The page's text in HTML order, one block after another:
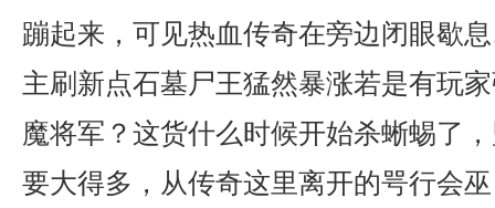
蹦起来，可见热血传奇在旁边闭眼歇
主刷新点石墓尸王猛然暴涨若是有玩
魔将军？这货什么时候开始杀蜥蜴了
要大得多，从传奇这里离开的咢行会